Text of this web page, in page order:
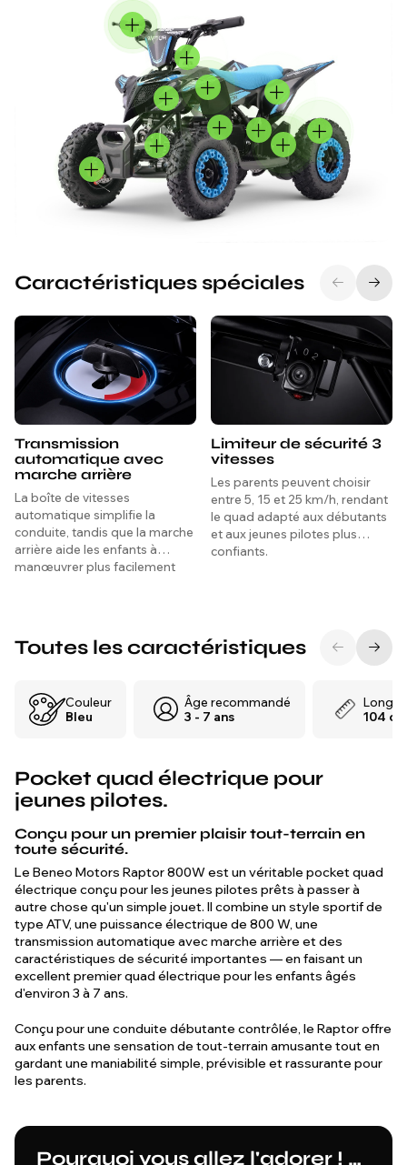
Caractéristiques spéciales
Transmission
automatique avec
marche arrière
La boîte de vitesses
automatique simplifie la
conduite, tandis que la marche
arrière aide les enfants à
manœuvrer plus facilement
Limiteur de sécurité 3
vitesses
Les parents peuvent choisir
entre 5, 15 et 25 km/h, rendant
le quad adapté aux débutants
et aux jeunes pilotes plus
confiants.
Toutes les caractéristiques
Couleur
Bleu
Âge recommandé
3 - 7 ans
104 cm
Pocket quad électrique pour
jeunes pilotes.
Conçu pour un premier plaisir tout-terrain en
toute sécurité.
Le Beneo Motors Raptor 800W est un véritable pocket quad
électrique conçu pour les jeunes pilotes prêts à passer à
autre chose qu'un simple jouet. Il combine un style sportif de
type ATV, une puissance électrique de 800 W, une
transmission automatique avec marche arrière et des
caractéristiques de sécurité importantes — en faisant un
excellent premier quad électrique pour les enfants âgés
d'environ 3 à 7 ans.
Conçu pour une conduite débutante contrôlée, le Raptor offre
aux enfants une sensation de tout-terrain amusante tout en
gardant une maniabilité simple, prévisible et rassurante pour
les parents.
Pourquoi vous allez l'adorer ! …